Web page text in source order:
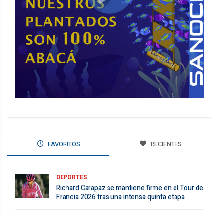
FAVORITOS RECIENTES
DEPORTES
Richard Carapaz se mantiene firme en el Tour de
Francia 2026 tras una intensa quinta etapa